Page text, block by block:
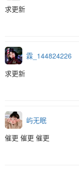
求更新
霖_144824226
求更新
屿无眠
催更 催更 催更